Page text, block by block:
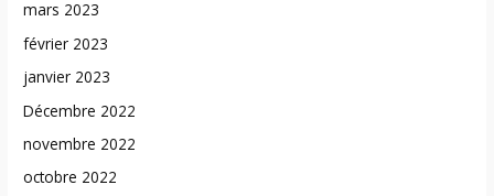
mars 2023
février 2023
janvier 2023
Décembre 2022
novembre 2022
octobre 2022